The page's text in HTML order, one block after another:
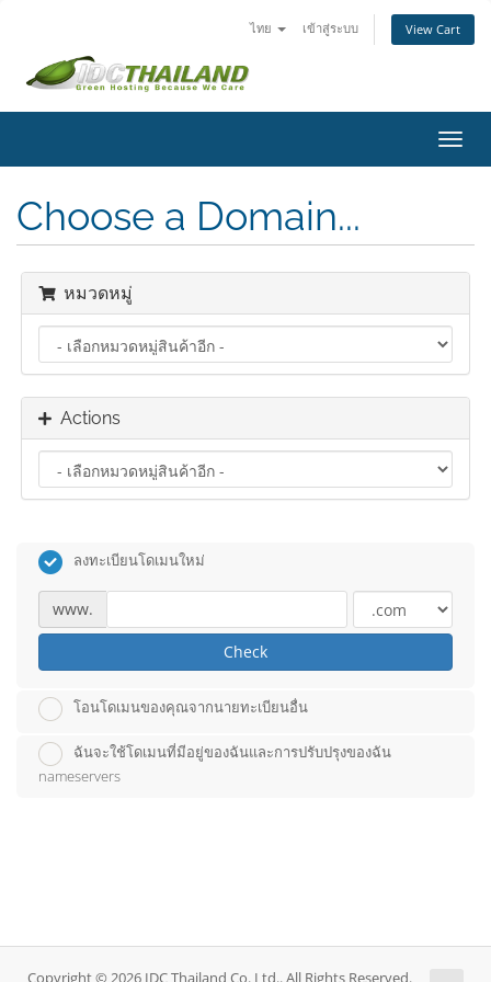
ไทย เข้าสู่ระบบ View Cart
Choose a Domain...
หมวดหมู่
Actions
ลงทะเบียนโดเมนใหม่
www.
Check
โอนโดเมนของคุณจากนายทะเบียนอื่น
ฉันจะใช้โดเมนที่มีอยู่ของฉันและการปรับปรุงของฉัน
nameservers
Copyright © 2026 IDC Thailand Co. Ltd.. All Rights Reserved.